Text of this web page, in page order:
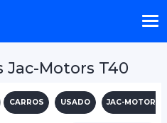
Jac-Motors T40
CARROS USADO JAC-MOTORS